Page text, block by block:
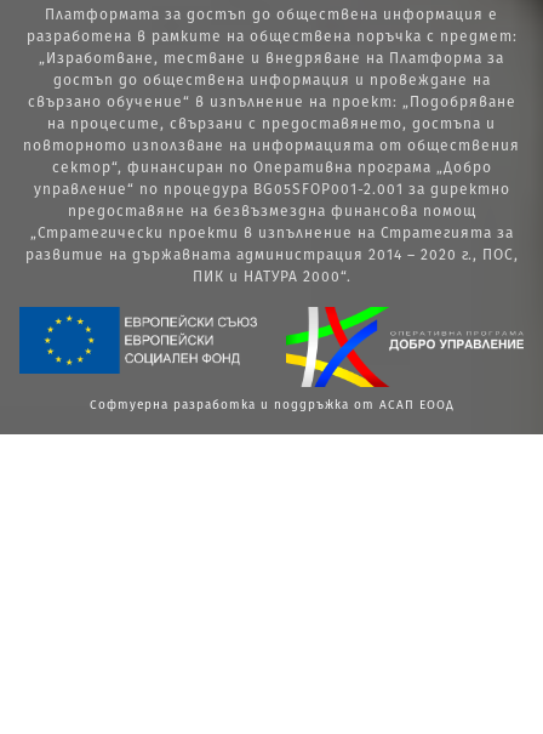
Платформата за достъп до обществена информация е
разработена в рамките на обществена поръчка с предмет:
„Изработване, тестване и внедряване на Платформа за
достъп до обществена информация и провеждане на
свързано обучение“ в изпълнение на проект: „Подобряване
на процесите, свързани с предоставянето, достъпа и
повторното използване на информацията от обществения
сектор“, финансиран по Оперативна програма „Добро
управление“ по процедура BG05SFOP001-2.001 за директно
предоставяне на безвъзмездна финансова помощ
„Стратегически проекти в изпълнение на Стратегията за
развитие на държавната администрация 2014 – 2020 г., ПОС,
ПИК и НАТУРА 2000“.
Софтуерна разработка и поддръжка от АСАП ЕООД